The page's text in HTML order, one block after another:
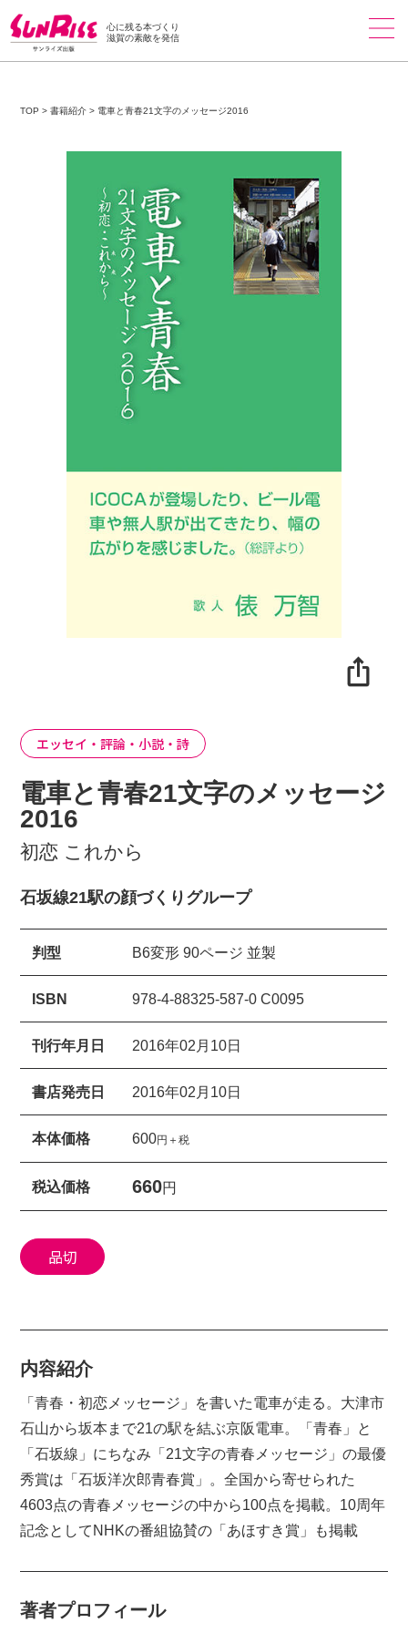
心に残る本づくり
滋賀の素敵を発信
TOP >書籍紹介 > 電車と青春21文字のメッセージ2016
エッセイ・評論・小説・詩
電車と青春21文字のメッセージ
2016
初恋 これから
石坂線21駅の顔づくりグループ
判型 B6変形 90ページ 並製
ISBN 978-4-88325-587-0 C0095
刊行年月日 2016年02月10日
書店発売日 2016年02月10日
本体価格 600円＋税
税込価格 660円
品切
内容紹介
「青春・初恋メッセージ」を書いた電車が走る。大津市
石山から坂本まで21の駅を結ぶ京阪電車。「青春」と
「石坂線」にちなみ「21文字の青春メッセージ」の最優
秀賞は「石坂洋次郎青春賞」。全国から寄せられた
4603点の青春メッセージの中から100点を掲載。10周年
記念としてNHKの番組協賛の「あほすき賞」も掲載
著者プロフィール